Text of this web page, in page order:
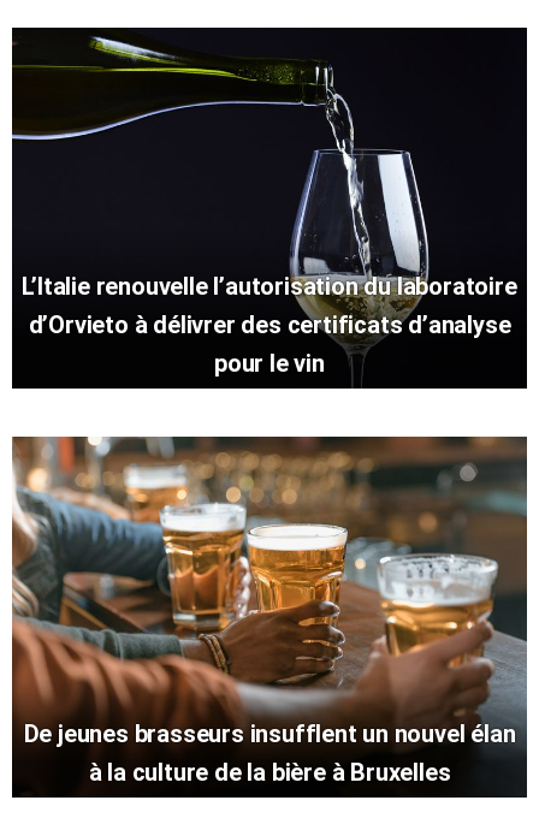
L’Italie renouvelle l’autorisation du laboratoire
d’Orvieto à délivrer des certificats d’analyse
pour le vin
De jeunes brasseurs insufflent un nouvel élan
à la culture de la bière à Bruxelles